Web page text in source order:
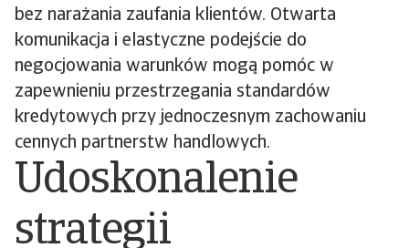
bez narażania zaufania klientów. Otwarta
komunikacja i elastyczne podejście do
negocjowania warunków mogą pomóc w
zapewnieniu przestrzegania standardów
kredytowych przy jednoczesnym zachowaniu
cennych partnerstw handlowych.
Udoskonalenie
strategii